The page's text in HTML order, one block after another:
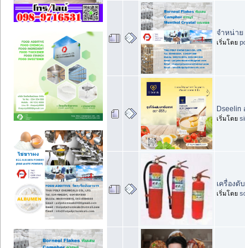
จำหน่าย
เริ่มโดย
Dseelin
เริ่มโดย
เครื่องดั
เริ่มโดย